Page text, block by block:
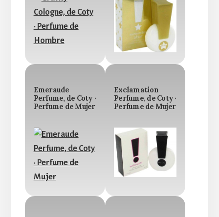
Emeraude
Perfume, de Coty ·
Perfume de Mujer
Exclamation
Perfume, de Coty ·
Perfume de Mujer